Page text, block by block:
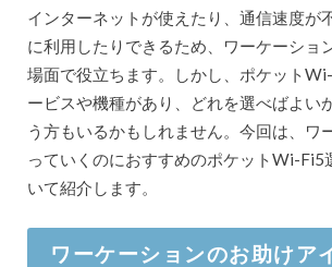
インターネットが使えたり、通信速度が
に利用したりできるため、ワーケーショ
場面で役立ちます。しかし、ポケット
ービスや機種があり、どれを選べばよい
う方もいるかもしれません。今回は、ワ
っていくのにおすすめのポケットWi-Fi5
いて紹介します。
ワーケーションのお助けア